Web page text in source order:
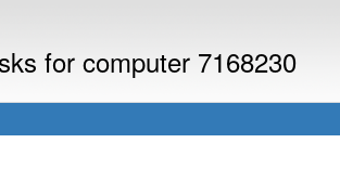
for computer 7168230